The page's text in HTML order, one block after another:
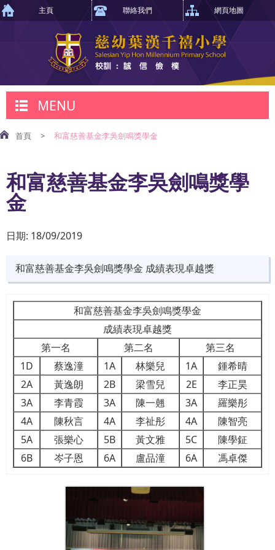
主頁 聯絡我們 網頁地圖
MENU
首頁 > 和富慈善基金李吳劍鳴獎學金
和富慈善基金李吳劍鳴獎學
金
日期: 18/09/2019
和富慈善基金李吳劍鳴獎學金 成績表現卓越獎
和富慈善基金李吳劍鳴獎學金
成績表現卓越獎
第一名
第二名
第三名
1D
蔡逸潼 1A 林樂兒 1A
鍾希晴
2A
黃逸朗 2B 梁雪兒 2E
李正昊
3A
李青霞 3A 陳一翹 3A
羅樂彤
4A
陳秋言 4A 李祉彤 4A
陳智亮
5A
張樂心 5B 黃文雅 5C
陳學鉦
6B
岑子恩 6A 盧品潼 6A 馮卓傑